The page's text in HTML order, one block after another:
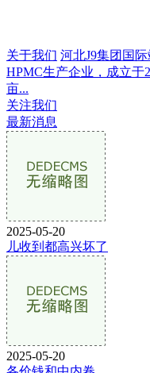
关于我们 河北J9集团国
HPMC生产企业，成立于
亩...
关注我们
最新消息
2025-05-20
儿收到都高兴坏了
2025-05-20